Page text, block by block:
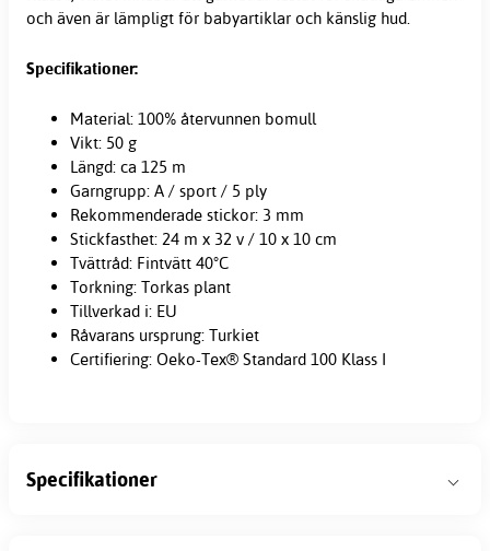
och även är lämpligt för babyartiklar och känslig hud.
Specifikationer:
Material: 100% återvunnen bomull
Vikt: 50 g
Längd: ca 125 m
Garngrupp: A / sport / 5 ply
Rekommenderade stickor: 3 mm
Stickfasthet: 24 m x 32 v / 10 x 10 cm
Tvättråd: Fintvätt 40°C
Torkning: Torkas plant
Tillverkad i: EU
Råvarans ursprung: Turkiet
Certifiering: Oeko-Tex® Standard 100 Klass I
Specifikationer